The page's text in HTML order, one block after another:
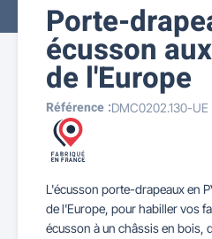
Porte-
écusson
de l'Europe
Référence :DMC0202.130-UE
L'écusson porte-drapeaux en
de l'Europe, pour habiller vos
écusson à un châssis en bois,